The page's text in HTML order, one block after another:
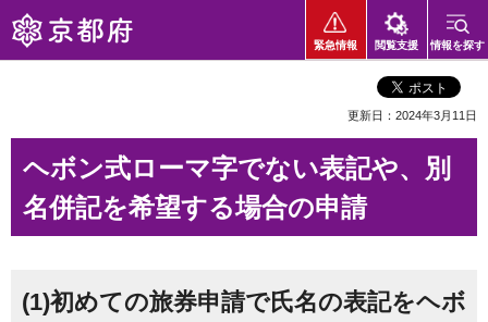
京都府
緊急情報 閲覧支援 情報を探す
更新日：2024年3月11日
ヘボン式ローマ字でない表記や、別
名併記を希望する場合の申請
(1)初めての旅券申請で氏名の表記をヘボ